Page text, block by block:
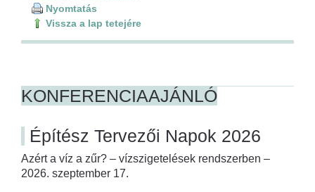
Nyomtatás
Vissza a lap tetejére
KONFERENCIAAJÁNLÓ
Építész Tervezői Napok 2026
Azért a víz a zűr? – vízszigetelések rendszerben –
2026. szeptember 17.